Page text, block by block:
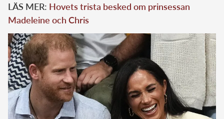
LÄS MER: Hovets trista besked om prinsessan
Madeleine och Chris